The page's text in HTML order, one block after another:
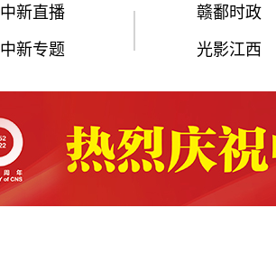
中新直播
中新专题
赣鄱时政
光影江西